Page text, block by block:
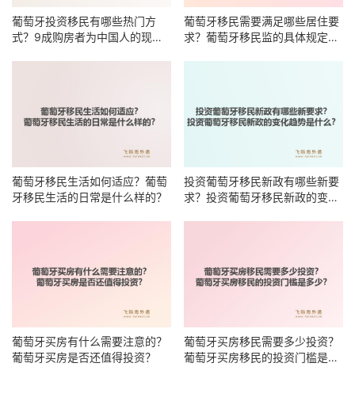
葡萄牙投资移民有哪些热门方
式？9成购房者为中国人的现象
葡萄牙移民需要满足哪些居住要
求？葡萄牙移民监的具体规定是
葡萄牙移民生活如何适应？葡萄
牙移民生活的日常是什么样的？
投资葡萄牙移民新政有哪些新要
求？投资葡萄牙移民新政的变化
葡萄牙买房有什么需要注意的？
葡萄牙买房是否还值得投资？
葡萄牙买房移民需要多少投资？
葡萄牙买房移民的投资门槛是多